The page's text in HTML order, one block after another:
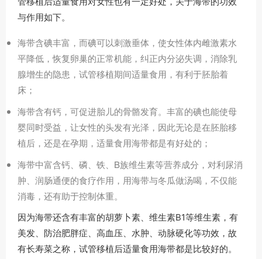
与作用如下。
海带含碘丰富，而碘可以刺激垂体，使女性体内雌激素水
平降低，恢复卵巢的正常机能，纠正内分泌失调，消除乳
腺增生的隐患，试管移植期间适量食用，有利于胚胎着
床；
海带含有钙，可促进胎儿的骨骼发育。丰富的碘也能使母
婴同时受益，让女性的头发有光泽，因此无论是在胚胎移
植后，还是在孕期，适量食用海带都是有好处的；
海带中富含钙、磷、铁、B族维生素等营养成分，对利尿消
肿、润肠通便的食疗作用，用海带与冬瓜做汤喝，不仅能
消毒，还有助于控制体重。
因为海带还含有丰富的胡萝卜素、维生素B1等维生素，有
美发、防治肥胖症、高血压、水肿、动脉硬化等功效，故
有长寿菜之称，试管移植后适量食用海带都是比较好的。